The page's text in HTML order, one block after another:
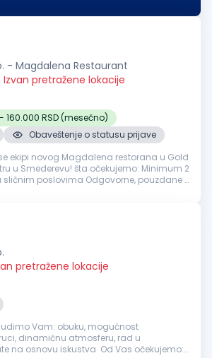
- Magdalena Restaurant
Izvan pretražene lokacije
160.000 RSD (mesečno)
Obaveštenje o statusu prijave
se ekipi novog Magdalena restorana u Gold
šta očekujemo: Minimum 2
poslovima Odgovorne, pouzdane i
pretražene lokacije
Vam: obuku, mogućnost
dinamičnu atmosferu, rad u
iskustva Od Vas očekujemo: